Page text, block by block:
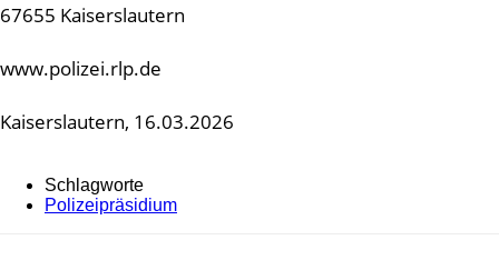
67655 Kaiserslautern
www.polizei.rlp.de
Kaiserslautern, 16.03.2026
Schlagworte
Polizeipräsidium